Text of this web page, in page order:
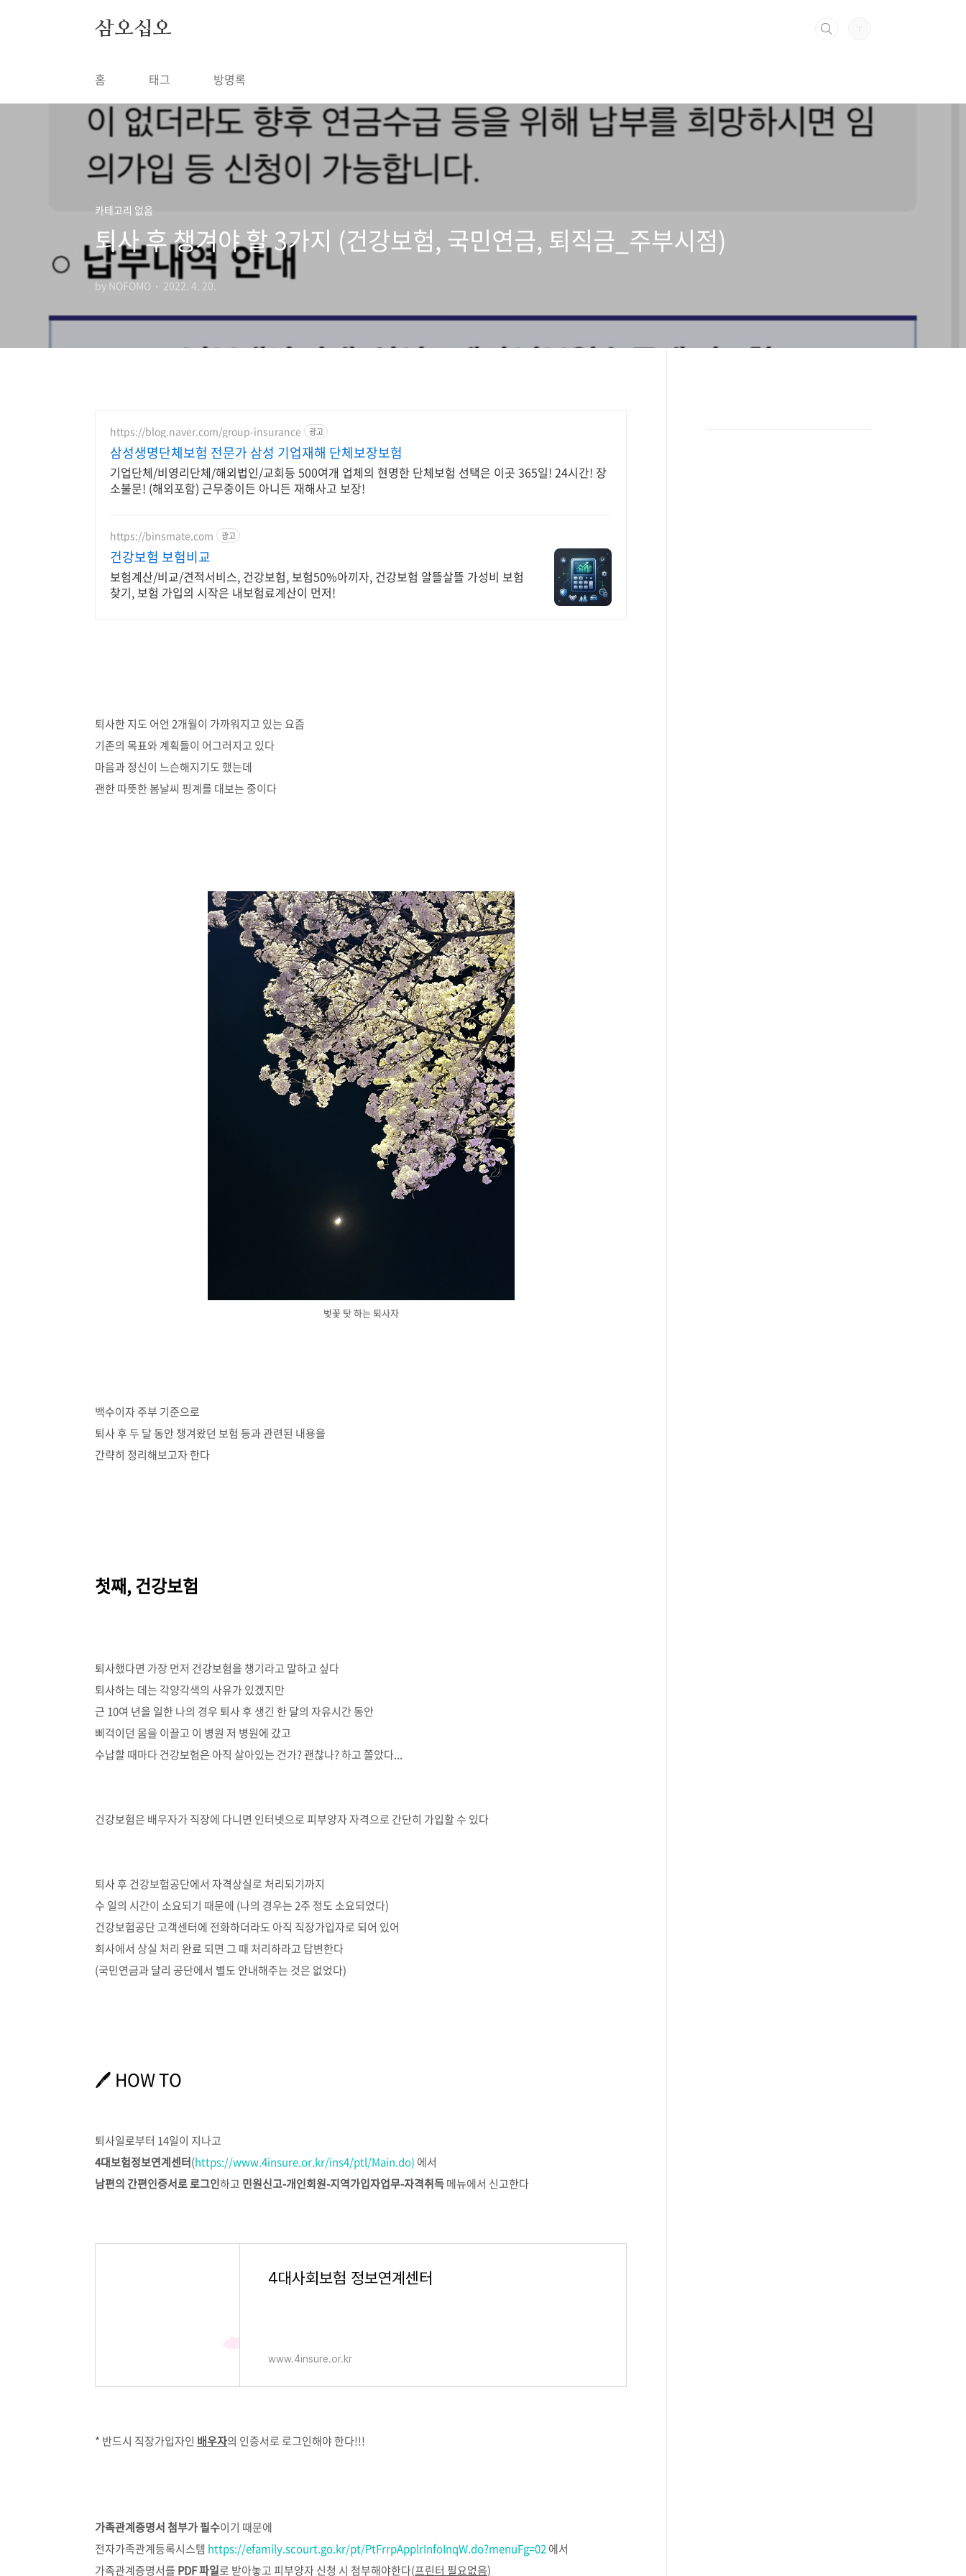
삼오십오
홈 태그 방명록
카테고리 없음
퇴사 후 챙겨야 할 3가지 (건강보험, 국민연금, 퇴직금_주부시점)
by NOFOMO 2022. 4. 20.
https://blog.naver.com/group-insurance 광고
삼성생명단체보험 전문가 삼성 기업재해 단체보장보험
기업단체/비영리단체/해외법인/교회등 500여개 업체의 현명한 단체보험 선택은 이곳 365일! 24시간! 장
소불문! (해외포함) 근무중이든 아니든 재해사고 보장!
https://binsmate.com 광고
건강보험 보험비교
보험계산/비교/견적서비스, 건강보험, 보험50%아끼자, 건강보험 알뜰살뜰 가성비 보험
찾기, 보험 가입의 시작은 내보험료계산이 먼저!
퇴사한 지도 어언 2개월이 가까워지고 있는 요즘
기존의 목표와 계획들이 어그러지고 있다
마음과 정신이 느슨해지기도 했는데
괜한 따뜻한 봄날씨 핑계를 대보는 중이다
벚꽃 탓 하는 퇴사자
백수이자 주부 기준으로
퇴사 후 두 달 동안 챙겨왔던 보험 등과 관련된 내용을
간략히 정리해보고자 한다
첫째, 건강보험
퇴사했다면 가장 먼저 건강보험을 챙기라고 말하고 싶다
퇴사하는 데는 각양각색의 사유가 있겠지만
근 10여 년을 일한 나의 경우 퇴사 후 생긴 한 달의 자유시간 동안
삐걱이던 몸을 이끌고 이 병원 저 병원에 갔고
수납할 때마다 건강보험은 아직 살아있는 건가? 괜찮나? 하고 쫄았다...
건강보험은 배우자가 직장에 다니면 인터넷으로 피부양자 자격으로 간단히 가입할 수 있다
퇴사 후 건강보험공단에서 자격상실로 처리되기까지
수 일의 시간이 소요되기 때문에 (나의 경우는 2주 정도 소요되었다)
건강보험공단 고객센터에 전화하더라도 아직 직장가입자로 되어 있어
회사에서 상실 처리 완료 되면 그 때 처리하라고 답변한다
(국민연금과 달리 공단에서 별도 안내해주는 것은 없었다)
🖊 HOW TO
퇴사일로부터 14일이 지나고
4대보험정보연계센터(https://www.4insure.or.kr/ins4/ptl/Main.do) 에서
남편의 간편인증서로 로그인하고 민원신고-개인회원-지역가입자업무-자격취득메뉴에서 신고한다
4대사회보험 정보연계센터
www.4insure.or.kr
* 반드시 직장가입자인 배우자의 인증서로 로그인해야 한다!!!
가족관계증명서 첨부가 필수이기 때문에
전자가족관계등록시스템 https://efamily.scourt.go.kr/pt/PtFrrpApplrInfoInqW.do?menuFg=02에서
가족관계증명서를 PDF 파일로 받아놓고 피부양자 신청 시 첨부해야한다(프린터 필요없음)